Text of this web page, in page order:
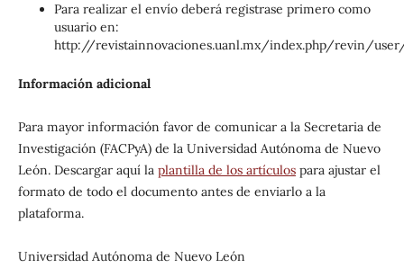
Para realizar el envío deberá registrase primero como
usuario en:
http://revistainnovaciones.uanl.mx/index.php/revin/
Información adicional
Para mayor información favor de comunicar a la Secretaria de
Investigación (FACPyA) de la Universidad Autónoma de Nuevo
León. Descargar aquí la plantilla de los artículospara ajustar el
formato de todo el documento antes de enviarlo a la
plataforma.
Universidad Autónoma de Nuevo León